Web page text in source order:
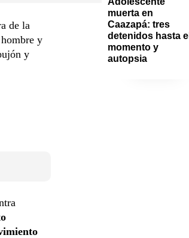
muerta en
Caazapá: tres
detenidos hasta el
momento y
autopsia
de la
y
y